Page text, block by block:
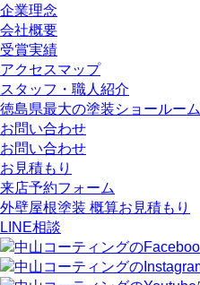
企業理念
会社概要
受賞実績
アクセスマップ
スタッフ・職人紹介
徳島県最大の塗装ショールーム
お問い合わせ
お問い合わせ
お見積もり
来店予約フォーム
外壁屋根塗装 概算お見積もり
LINE相談